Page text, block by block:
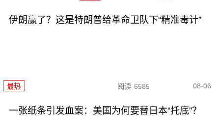
伊朗赢了？这是特朗普给革命卫队下“精准毒计”
最热 阅读 6585 08-06
一张纸条引发血案：美国为何要替日本“托底”？